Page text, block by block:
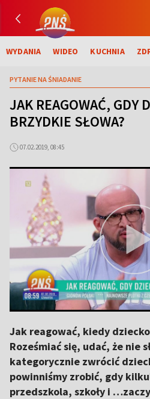
WYDANIA WIDEO KUCHNIA
PYTANIE NA ŚNIADANIE
JAK REAGOWAĆ, GDY
BRZYDKIE SŁOWA?
07.02.2019, 08:45
Jak reagować, kiedy
Roześmiać się, udać, że nie
kategorycznie zwrócić
powinniśmy zrobić, gdy
przedszkola, szkoły i